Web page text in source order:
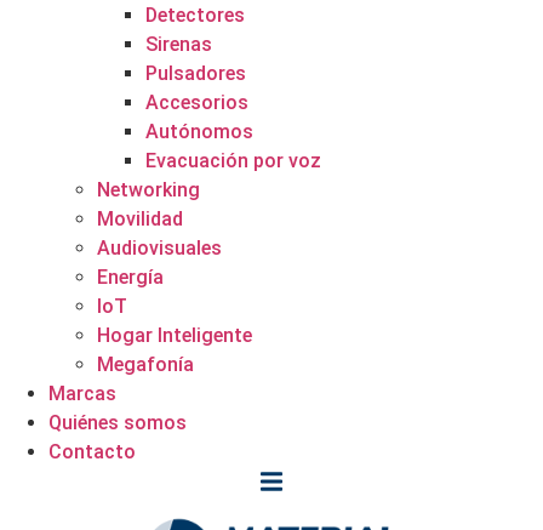
Detectores
Sirenas
Pulsadores
Accesorios
Autónomos
Evacuación por voz
Networking
Movilidad
Audiovisuales
Energía
IoT
Hogar Inteligente
Megafonía
Marcas
Quiénes somos
Contacto